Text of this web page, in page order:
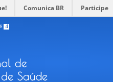
Comunica BR Participe
4